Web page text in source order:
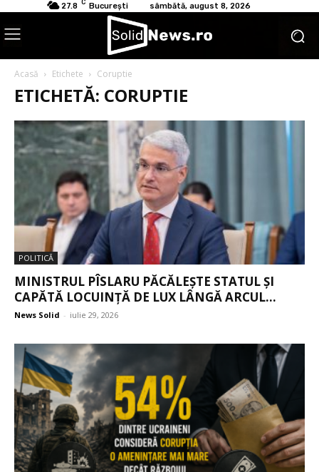
27.8 C București sâmbătă, august 8, 2026
Acasă Etichete Coruptie
ETICHETĂ: CORUPTIE
POLITICĂ
MINISTRUL PÎSLARU PĂCĂLEȘTE STATUL ȘI
CAPĂTĂ LOCUINȚĂ DE LUX LÂNGĂ ARCUL...
News Solid - iulie 29, 2026